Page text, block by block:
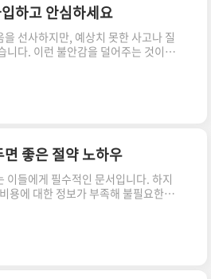
. 둘째, 비용 절감입니다. 단체로 예
용할 수 있으며, 추가 할인 혜택도 받
이드의 안내입니다. ..
하고 안심하세요
선사하지만, 예상치 못한 사고나 질
니다. 이런 불안감을 덜어주는 것이
의 중요성과 가입 방법, 그리고 선택
심도 깊은 내용을 제공하겠습니
떠날 때 가장 먼저 고려해야 할 요
여행보험은 단순한 안전망을 넘어,
료비가 천문학적인 금액이 될 수 있
보험이 없다면 큰 경제적 부담을 안게
는 언제 어디서 발생할지 예..
좋은 절약 노하우
이들에게 필수적인 문서입니다. 하지
용에 대한 정보가 부족해 불필요한 지
에서는 여권 발급 비용과 절약 방법
. 특히, 여권을 처음 발급받거나 갱
보가 가득하니 끝까지 읽어보세
가 작용할까? 여권 발급 비용은 여